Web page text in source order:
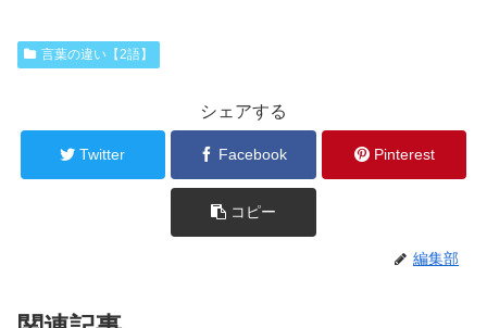
言葉の違い【2語】
シェアする
Twitter Facebook Pinterest
コピー
編集部